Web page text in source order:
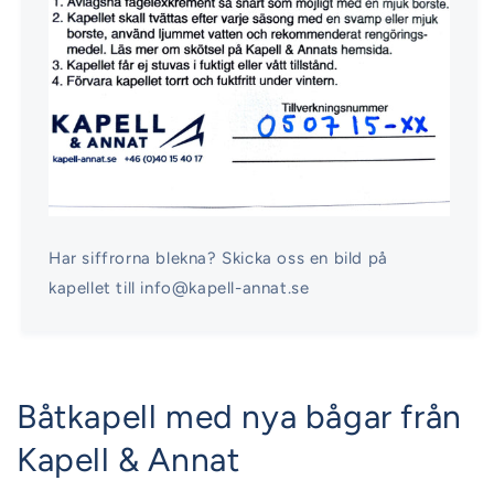
Har siffrorna blekna? Skicka oss en bild på
kapellet till info@kapell-annat.se
Båtkapell med nya bågar från
Kapell & Annat